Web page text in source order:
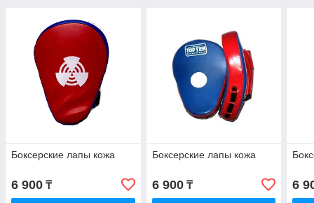
Боксерские лапы кожа
6 900 ₸
Боксерские лапы кожа
6 900₸ 6